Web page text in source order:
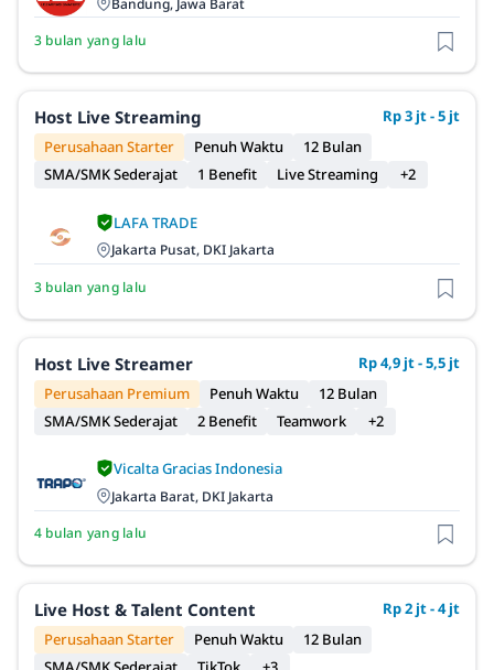
3 bulan yang lalu
Host Live Streaming
Rp 3 jt - 5 jt
Perusahaan Starter
Penuh Waktu
12 Bulan
SMA/SMK Sederajat
1 Benefit Live Streaming +2
LAFA TRADE
Jakarta Pusat, DKI Jakarta
3 bulan yang lalu
Host Live Streamer
Rp 4,9 jt - 5,5 jt
Perusahaan Premium
Penuh Waktu
12 Bulan
SMA/SMK Sederajat
2 Benefit Teamwork +2
Vicalta Gracias Indonesia
Jakarta Barat, DKI Jakarta
4 bulan yang lalu
Live Host & Talent Content
Rp 2 jt - 4 jt
Perusahaan Starter
Penuh Waktu
12 Bulan